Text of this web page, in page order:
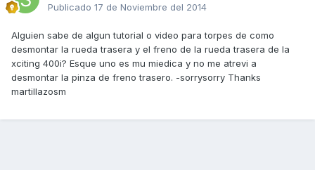
Publicado 17 de Noviembre del 2014
Alguien sabe de algun tutorial o video para torpes de como
desmontar la rueda trasera y el freno de la rueda trasera de la
xciting 400i? Esque uno es mu miedica y no me atrevi a
desmontar la pinza de freno trasero. -sorrysorry Thanks
martillazosm